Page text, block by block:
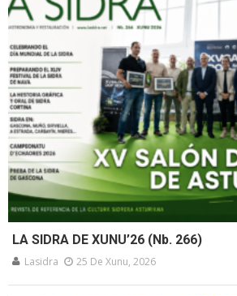
LA SIDRA DE XUNU’26 (Nb. 266)
Lasidra 25 De Xunu, 2026